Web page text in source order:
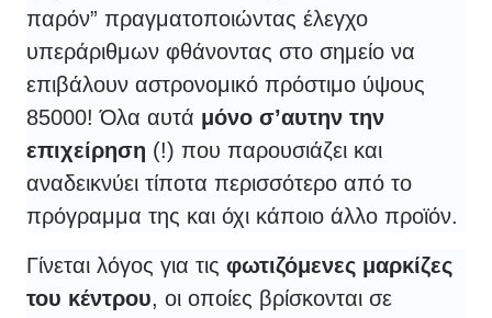
παρόν” πραγματοποιώντας έλεγχο
υπεράριθμων φθάνοντας στο σημείο να
επιβάλουν αστρονομικό πρόστιμο ύψους
85000! Όλα αυτά μόνο σ’αυτην την
επιχείρηση (!) που παρουσιάζει και
αναδεικνύει τίποτα περισσότερο από το
πρόγραμμα της και όχι κάποιο άλλο προϊόν.
Γίνεται λόγος για τις φωτιζόμενες μαρκίζες
του κέντρου, οι οποίες βρίσκονται σε